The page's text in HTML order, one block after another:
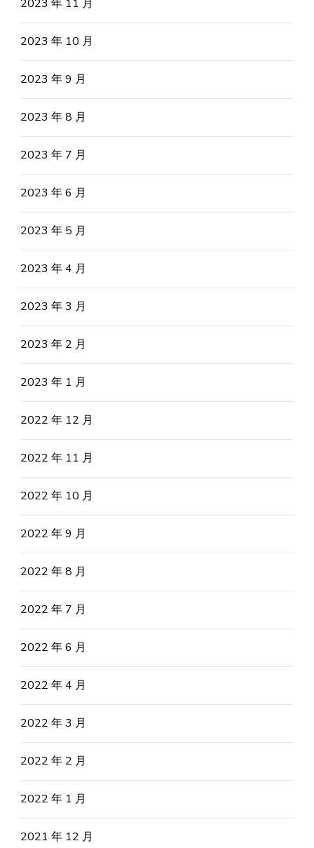
2023 年 11 月
2023 年 10 月
2023 年 9 月
2023 年 8 月
2023 年 7 月
2023 年 6 月
2023 年 5 月
2023 年 4 月
2023 年 3 月
2023 年 2 月
2023 年 1 月
2022 年 12 月
2022 年 11 月
2022 年 10 月
2022 年 9 月
2022 年 8 月
2022 年 7 月
2022 年 6 月
2022 年 4 月
2022 年 3 月
2022 年 2 月
2022 年 1 月
2021 年 12 月